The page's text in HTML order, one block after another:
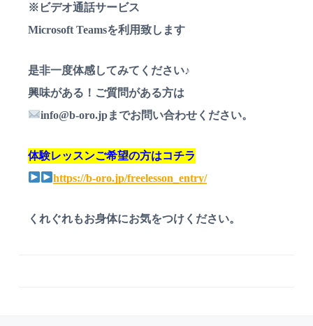
※ビデオ通話サービス
Microsoft Teamsを利用致します
是非一度体感してみてください♪
興味がある！ご質問がある方は
info@b-oro.jpまでお問い合わせください。
体験レッスンご希望の方はコチラ
https://b-oro.jp/freelesson_entry/
くれぐれもお身体にお気をつけください。